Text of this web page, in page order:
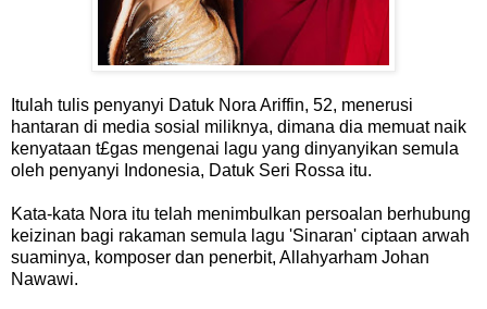
Itulah tulis penyanyi Datuk Nora Ariffin, 52, menerusi
hantaran di media sosial miliknya, dimana dia memuat naik
kenyataan t£gas mengenai lagu yang dinyanyikan semula
oleh penyanyi Indonesia, Datuk Seri Rossa itu.
Kata-kata Nora itu telah menimbulkan persoalan berhubung
keizinan bagi rakaman semula lagu 'Sinaran' ciptaan arwah
suaminya, komposer dan penerbit, Allahyarham Johan
Nawawi.